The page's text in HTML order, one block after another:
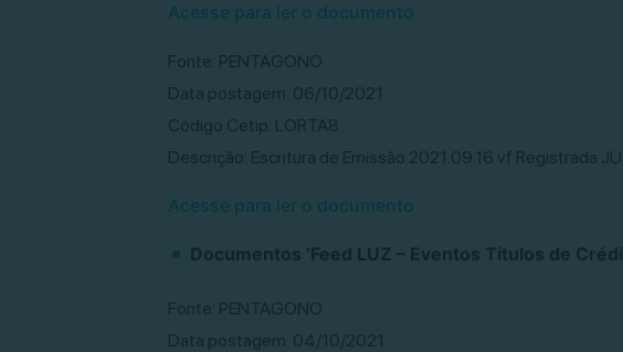
Acesse para ler o documento
Fonte: PENTAGONO
Data postagem: 06/10/2021
Código Cetip: LORTA8
Descrição: Escritura de Emissão 2021.09.16 vf Registrada
Acesse para ler o documento
Documentos ‘Feed LUZ – Eventos Títulos de
Fonte: PENTAGONO
Data postagem: 04/10/2021